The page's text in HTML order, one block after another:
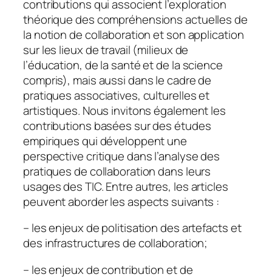
contributions qui associent l’exploration
théorique des compréhensions actuelles de
la notion de collaboration et son application
sur les lieux de travail (milieux de
l’éducation, de la santé et de la science
compris), mais aussi dans le cadre de
pratiques associatives, culturelles et
artistiques. Nous invitons également les
contributions basées sur des études
empiriques qui développent une
perspective critique dans l’analyse des
pratiques de collaboration dans leurs
usages des TIC. Entre autres, les articles
peuvent aborder les aspects suivants :
– les enjeux de politisation des artefacts et
des infrastructures de collaboration;
– les enjeux de contribution et de